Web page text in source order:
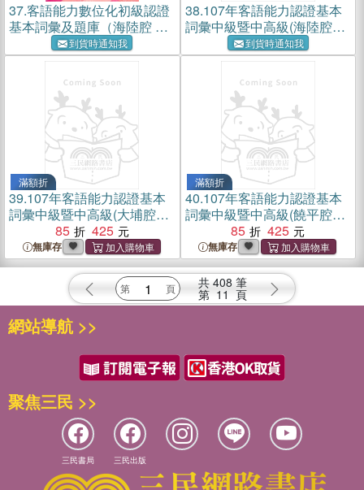
37.客語能力數位化初級認證
基本詞彙及題庫（海陸腔 附
到貨時通知我
38.107年客語能力認證基本
詞彙中級暨中高級(海陸腔
上、下冊)[附USB]
到貨時通知我
滿額折
39.107年客語能力認證基本
詞彙中級暨中高級(大埔腔
上、下冊)[附USB]
85 425
無庫存
滿額折
40.107年客語能力認證基本
詞彙中級暨中高級(饒平腔
上、下冊)[附USB]
85 425
無庫存
共 408 筆
第 11 頁
網站導航 >>
聚焦三民 >>
三民書局 三民出版